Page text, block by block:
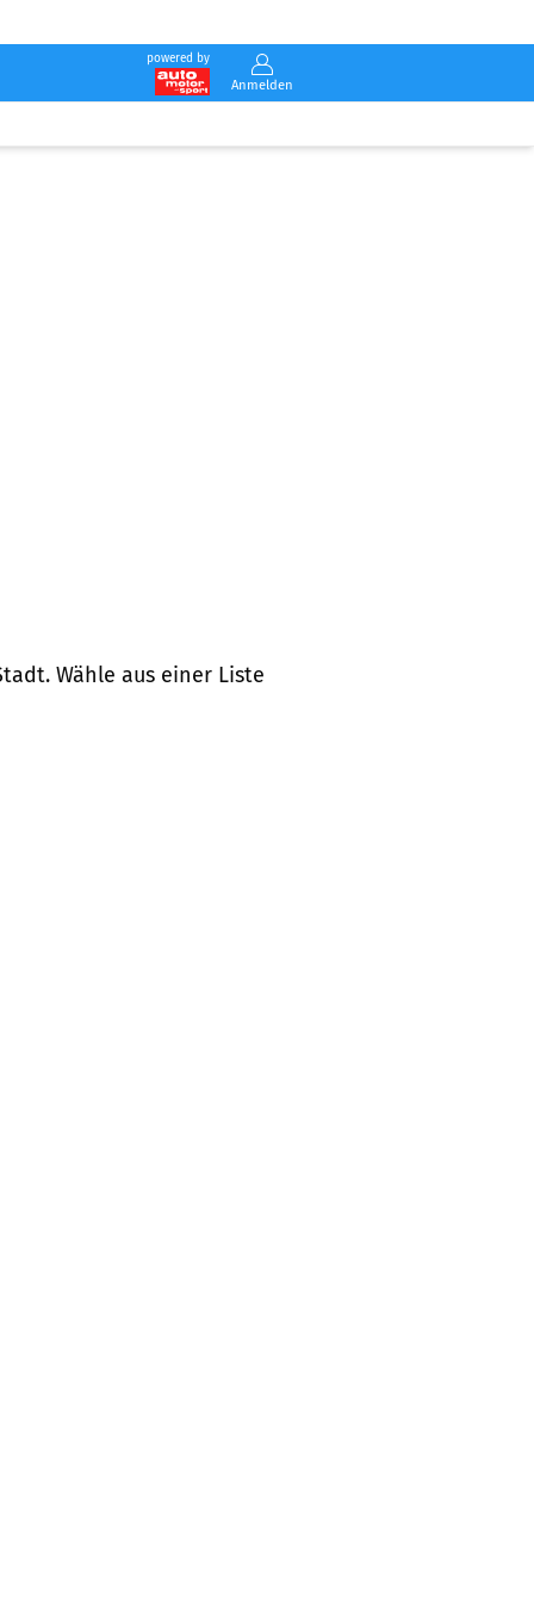
powered by
Anmelden
Wähle aus einer Liste